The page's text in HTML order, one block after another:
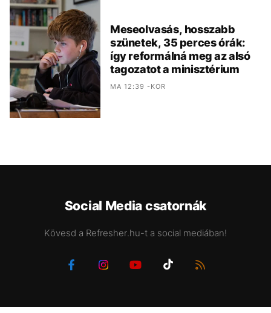
Meseolvasás, hosszabb
szünetek, 35 perces órák:
így reformálná meg az alsó
tagozatot a minisztérium
MA 12:39 -KOR
Social Media csatornák
Kövesd a Refresher.hu-t a social mediában!